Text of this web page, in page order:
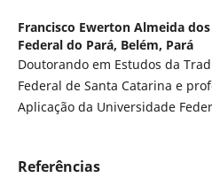
Francisco Ewerton Almeida
Federal do Pará, Belém, Pará
Doutorando em Estudos da
Federal de Santa Catarina e
Aplicação da Universidade
Referências